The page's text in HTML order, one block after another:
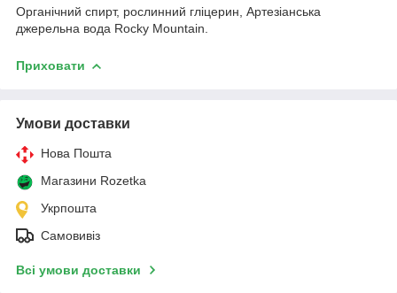
Органічний спирт, рослинний гліцерин, Артезіанська
джерельна вода Rocky Mountain.
Приховати
Умови доставки
Нова Пошта
Магазини Rozetka
Укрпошта
Самовивіз
Всі умови доставки